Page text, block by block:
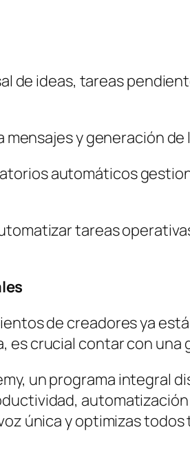
de ideas, tareas
y generación de
automáticos
tareas
de creadores ya
crucial contar con
un programa integral
única y optimizas